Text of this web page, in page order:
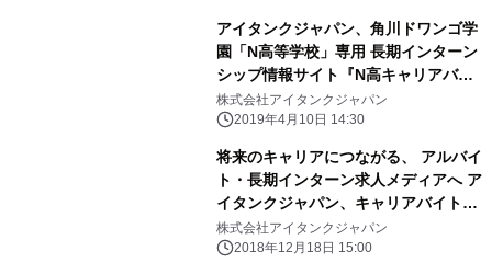
アイタンクジャパン、角川ドワンゴ学
園「N高等学校」専用 長期インターン
シップ情報サイト『N高キャリアバイ
ト』を 2019年4月10日にオープン
株式会社アイタンクジャパン
2019年4月10日 14:30
将来のキャリアにつながる、 アルバイ
ト・長期インターン求人メディアへ ア
イタンクジャパン、キャリアバイトを
フルリニューアル！
株式会社アイタンクジャパン
2018年12月18日 15:00